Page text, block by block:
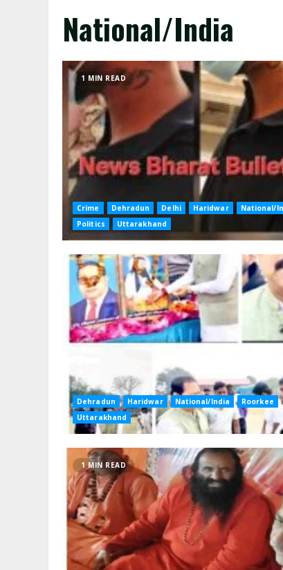
National/India
1 MIN READ
Crime Dehradun Delhi Haridwar
National/
Politics
Uttarakhand
Dehradun Haridwar National/India
Roorkee
Uttarakhand
1 MIN READ